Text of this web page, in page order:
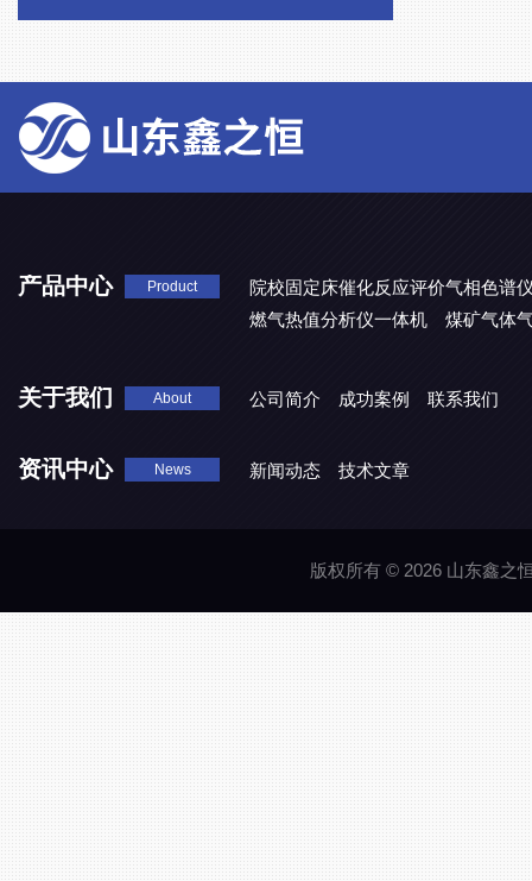
产品中心 Product
院校固定床催化反应评价气相色谱
燃气热值分析仪一体机
煤矿气体
关于我们 About 公司简介 成功案例 联系我们
资讯中心 News 新闻动态 技术文章
版权所有 © 2026 山东鑫之